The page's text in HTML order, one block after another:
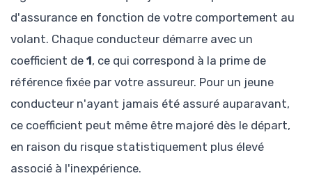
d'assurance en fonction de votre comportement au
volant. Chaque conducteur démarre avec un
coefficient de 1, ce qui correspond à la prime de
référence fixée par votre assureur. Pour un jeune
conducteur n'ayant jamais été assuré auparavant,
ce coefficient peut même être majoré dès le départ,
en raison du risque statistiquement plus élevé
associé à l'inexpérience.